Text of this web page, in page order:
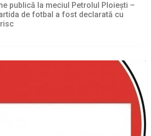
publică la meciul Petrolul Ploiești –
de fotbal a fost declarată cu